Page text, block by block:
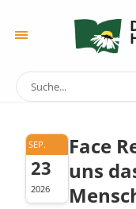
SEP.
23
2026
Face
uns